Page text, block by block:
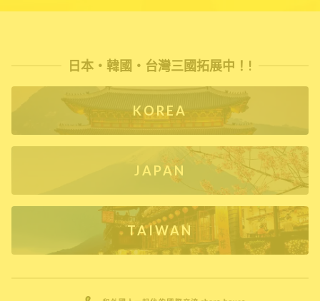
日本・韓國・台灣三國拓展中！!
KOREA
JAPAN
TAIWAN